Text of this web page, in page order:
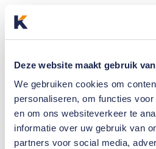
Deze website maakt gebruik
We gebruiken cookies om
personaliseren, om functies
en om ons websiteverkeer te
informatie over uw gebruik van
partners voor social media,